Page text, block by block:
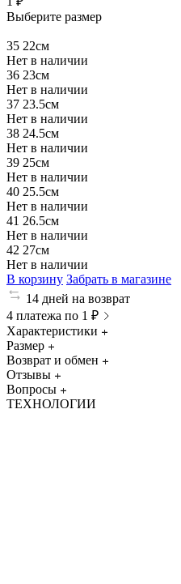
Выберите размер
35 22см
Нет в наличии
36 23см
Нет в наличии
37 23.5см
Нет в наличии
38 24.5см
Нет в наличии
39 25см
Нет в наличии
40 25.5см
Нет в наличии
41 26.5см
Нет в наличии
42 27см
Нет в наличии
В корзину Забрать в магазине
14 дней на возврат
4 платежа по 1 ₽
Характеристики
Размер
Возврат и обмен
Отзывы
Вопросы
ТЕХНОЛОГИИ